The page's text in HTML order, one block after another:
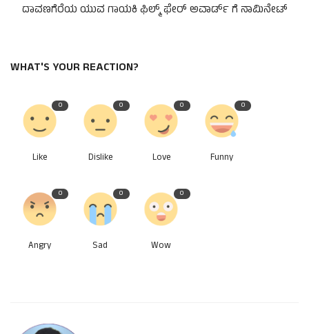
ದಾವಣಗೆರೆಯ ಯುವ ಗಾಯಕಿ ಫಿಲ್ಮ್ ಫೇರ್ ಅವಾರ್ಡ್ ಗೆ ನಾಮಿನೇಟ್
WHAT'S YOUR REACTION?
0
Like
0
Dislike
0
Love
0
Funny
0
Angry
0
Sad
0
Wow